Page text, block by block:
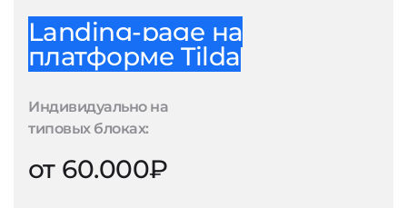
Landing-page на
платформе Tilda
Индивидуально на
типовых блоках:
от 60.000₽